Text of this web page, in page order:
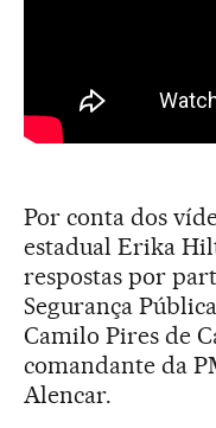
Por conta dos
estadual Erika
respostas por
Segurança
Camilo Pires de
comandante da
Alencar.